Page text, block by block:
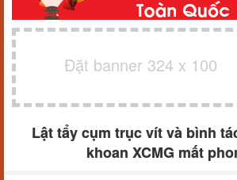
Đặt banner 324 x 100
Lật tẩy cụm trục vít và bình
khoan XCMG mất